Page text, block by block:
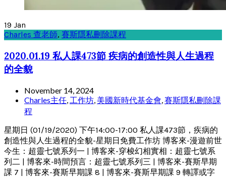
19 Jan
Charles 查老師, 賽斯隱私刪除課程
2020.01.19 私人課473節 疾病的創造性與人生過程
的全貌
November 14, 2024
Charles主任, 工作坊, 美國新時代基金會,賽斯隱私刪除課
程
星期日 (01/19/2020) 下午14:00-17:00 私人課473節，疾病的
創造性與人生過程的全貌-星期日免費工作坊 博客來-漫遊前世
今生：超靈七號系列一 | 博客來-穿梭幻相實相：超靈七號系
列二 | 博客來-時間預言：超靈七號系列三 | 博客來-賽斯早期
課 7 | 博客來-賽斯早期課 8 | 博客來-賽斯早期課 9 轉譯或字